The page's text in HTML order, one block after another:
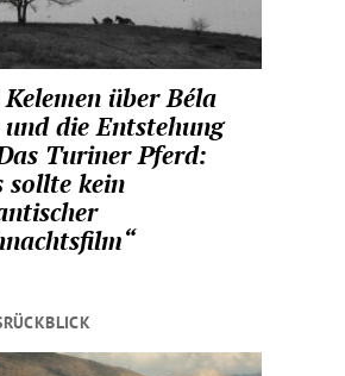
über Béla
die Entstehung
Turiner Pferd:
sollte kein